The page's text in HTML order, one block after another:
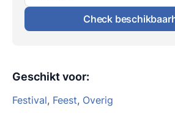
Check
Geschikt voor:
Festival, Feest, Overig